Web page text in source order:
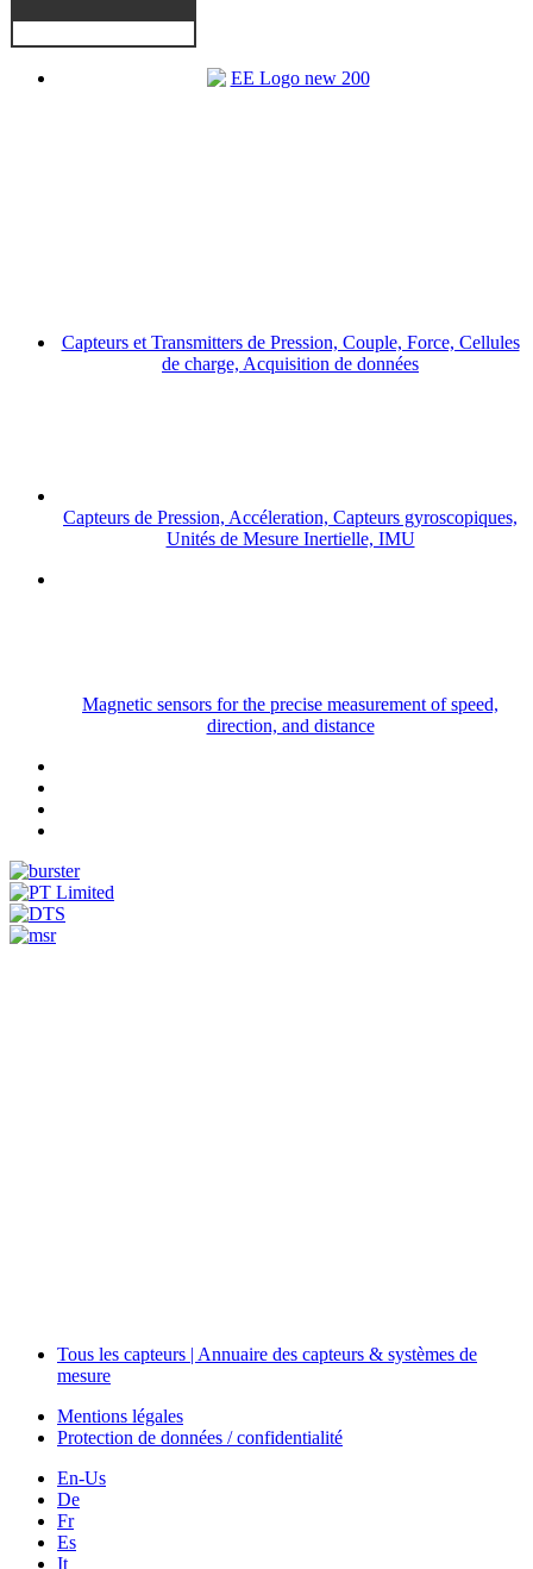
Capteurs et Transmitters de Pression, Couple, Force, Cellules
de charge, Acquisition de données
Capteurs de Pression, Accéleration, Capteurs gyroscopiques,
Unités de Mesure Inertielle, IMU
Magnetic sensors for the precise measurement of speed,
direction, and distance
Tous les capteurs | Annuaire des capteurs & systèmes de
mesure
Mentions légales
Protection de données / confidentialité
En-Us
De
Fr
Es
It